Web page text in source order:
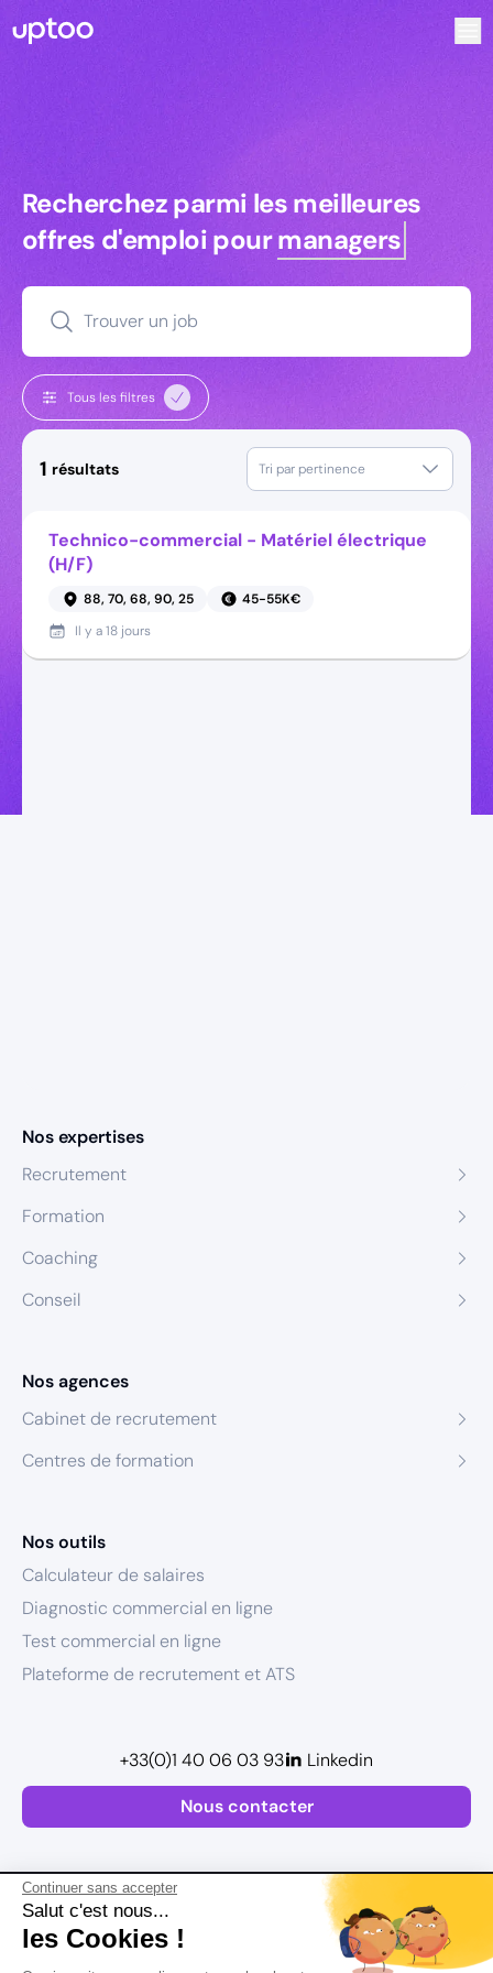
Continuer sans accepter
Salut c'est nous...
les Cookies !
Recherchez parmi les meilleures
Recherchez parmi les meilleures
offres d'emploi pourmanagers
Trouver un job
Tous les filtres
1 résultats Tri par pertinence
Technico-commercial - Matériel électrique
(H/F)
88, 70, 68, 90, 25
45-55K€
Il y a18 jours
Nos expertises
Recrutement
Formation
Coaching
Conseil
Nos agences
Cabinet de recrutement
Centres de formation
Nos outils
Calculateur de salaires
Diagnostic commercial en ligne
Test commercial en ligne
Plateforme de recrutement et ATS
Nous contacter
+33(0)1 40 06 03 93 Linkedin